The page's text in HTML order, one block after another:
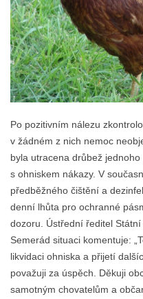
Po pozitivním nálezu
v žádném z nich nemoc
byla utracena drůbež
s ohniskem nákazy. V
předběžného čištění a
denní lhůta pro ochranné
dozoru. Ústřední ředitel
Semerád situaci komentuje:
likvidaci ohniska a přijetí
považuji za úspěch. Děkuji
samotným chovatelům a